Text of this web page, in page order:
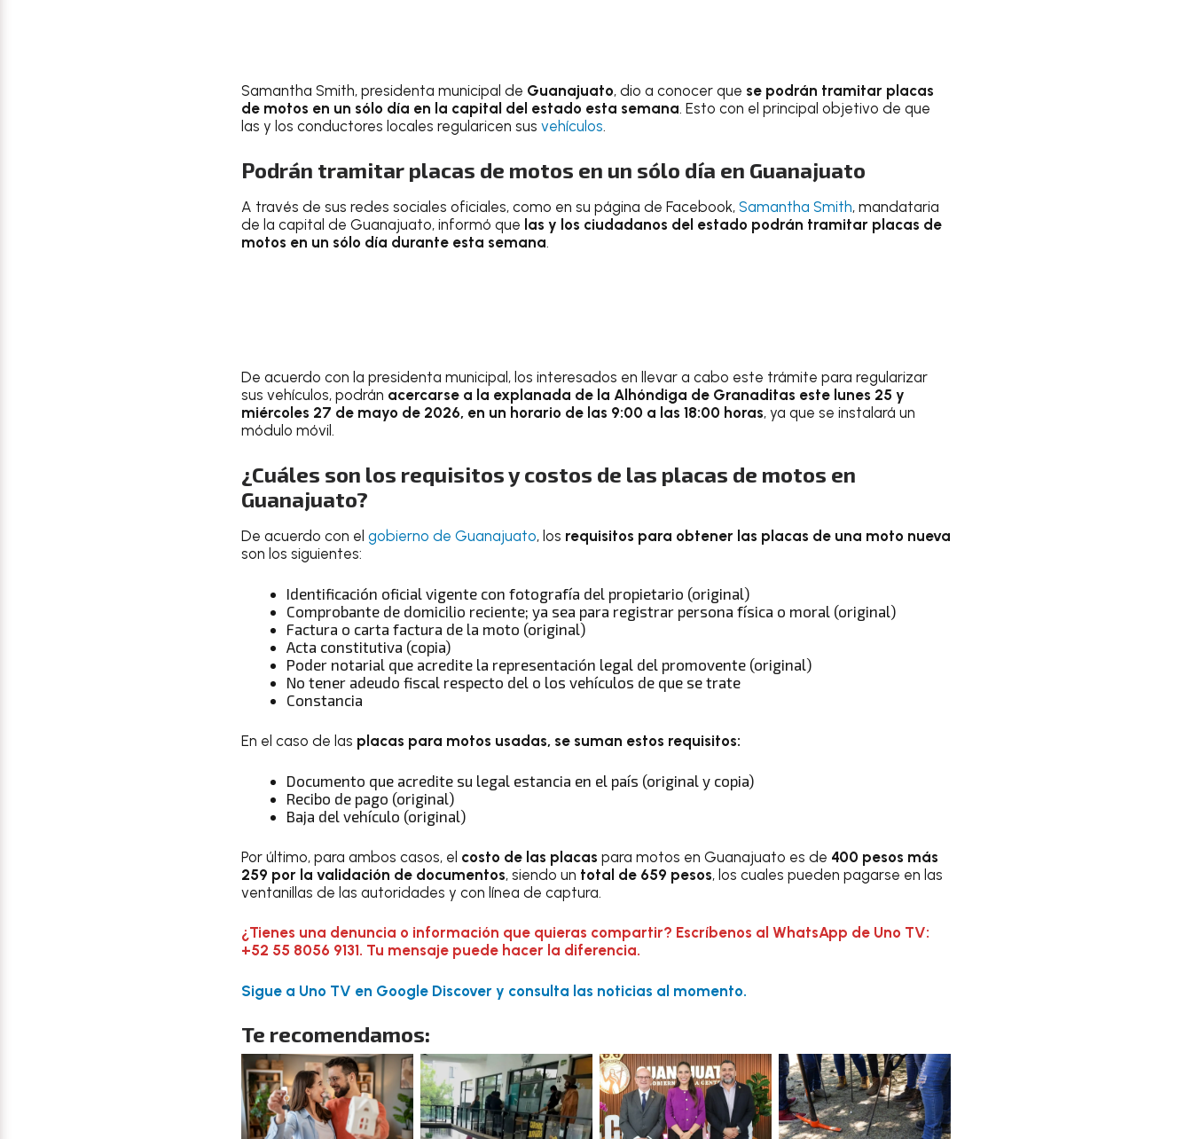
Samantha Smith, presidenta municipal de Guanajuato, dio a conocer que se podrán tramitar placas
de motos en un sólo día en la capital del estado esta semana. Esto con el principal objetivo de que
las y los conductores locales regularicen sus vehículos.
Podrán tramitar placas de motos en un sólo día en Guanajuato
A través de sus redes sociales oficiales, como en su página de Facebook, Samantha Smith, mandataria
de la capital de Guanajuato, informó que las y los ciudadanos del estado podrán tramitar placas de
motos en un sólo día durante esta semana.
De acuerdo con la presidenta municipal, los interesados en llevar a cabo este trámite para regularizar
sus vehículos, podrán acercarse a la explanada de la Alhóndiga de Granaditas este lunes 25 y
miércoles 27 de mayo de 2026, en un horario de las 9:00 a las 18:00 horas, ya que se instalará un
módulo móvil.
¿Cuáles son los requisitos y costos de las placas de motos en
Guanajuato?
De acuerdo con el gobierno de Guanajuato, los requisitos para obtener las placas de una moto nueva
son los siguientes:
Identificación oficial vigente con fotografía del propietario (original)
Comprobante de domicilio reciente; ya sea para registrar persona física o moral (original)
Factura o carta factura de la moto (original)
Acta constitutiva (copia)
Poder notarial que acredite la representación legal del promovente (original)
No tener adeudo fiscal respecto del o los vehículos de que se trate
Constancia
En el caso de las placas para motos usadas, se suman estos requisitos:
Documento que acredite su legal estancia en el país (original y copia)
Recibo de pago (original)
Baja del vehículo (original)
Por último, para ambos casos, el costo de las placas para motos en Guanajuato es de 400 pesos más
259 por la validación de documentos, siendo un total de 659 pesos, los cuales pueden pagarse en las
ventanillas de las autoridades y con línea de captura.
¿Tienes una denuncia o información que quieras compartir? Escríbenos al WhatsApp de Uno TV:
+52 55 8056 9131. Tu mensaje puede hacer la diferencia.
Sigue a Uno TV en Google Discover y consulta las noticias al momento.
Te recomendamos: